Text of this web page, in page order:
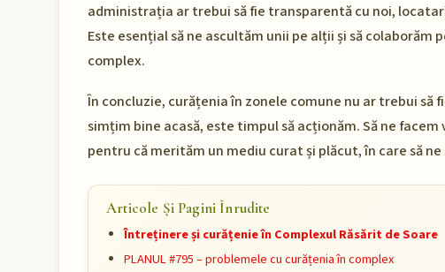
administrația ar trebui să fie transparentă cu noi,
Este esențial să ne ascultăm unii pe alții și să
complex.
În concluzie, curățenia în zonele comune nu ar trebui să
simțim bine acasă, este timpul să acționăm. Să ne
pentru că merităm un mediu curat și plăcut, în care să
Articole Și Pagini Înrudite
Întreținere și curățenie în Complexul Răsărit de Soare
PLANUL #795 – problemele cu curățenia în complex